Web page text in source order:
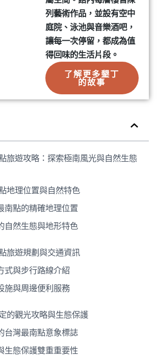
列藝術作品，並設有空中
庭院、泳池與音樂酒吧，
讓每一次停留，都成為值
得回味的生活片段。
了解更多墾丁
的故事
旅遊攻略：探索極南風光與自然生態
地理位置與自然特色
南點的精確地理位置
自然生態與地形特色
旅遊規劃與交通資訊
式與步行路線介紹
施與周邊便利服務
的觀光攻略與生態保護
台灣最南點意象標誌
生態保護雙重重要性